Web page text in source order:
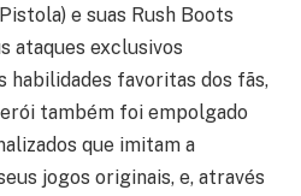
e suas Rush Boots
ataques exclusivos
habilidades favoritas dos fãs,
também foi empolgado
que imitam a
jogos originais, e, através